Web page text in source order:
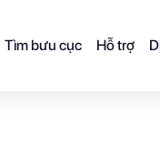
Tìm bưu cục Hỗ trợ